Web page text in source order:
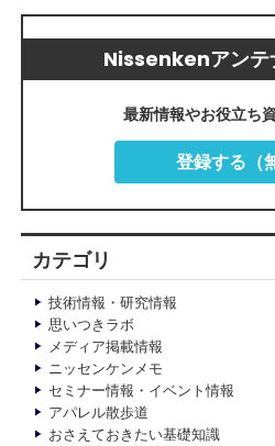
Nissenkenアン
最新情報やお役立ち
登録する（
カテゴリ
技術情報・研究情報
思いつきラボ
メディア掲載情報
ニッセンケンメモ
セミナー情報・イベント情報
アパレル散歩道
おさえておきたい基礎知識